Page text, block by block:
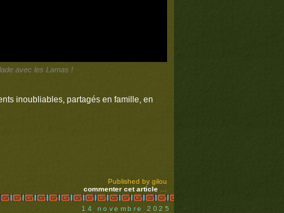
avec les Lamas !
inoubliables, partagés en famille, en
Published by gilou
commenter cet article
14 novembre 2025